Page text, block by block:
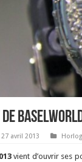
27 avril 2013
vient d’ouvrir ses